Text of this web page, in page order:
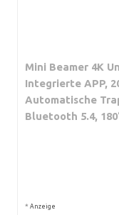
Mini Beamer 4K
Integrierte APP,
Automatische
Bluetooth 5.4,
* Anzeige